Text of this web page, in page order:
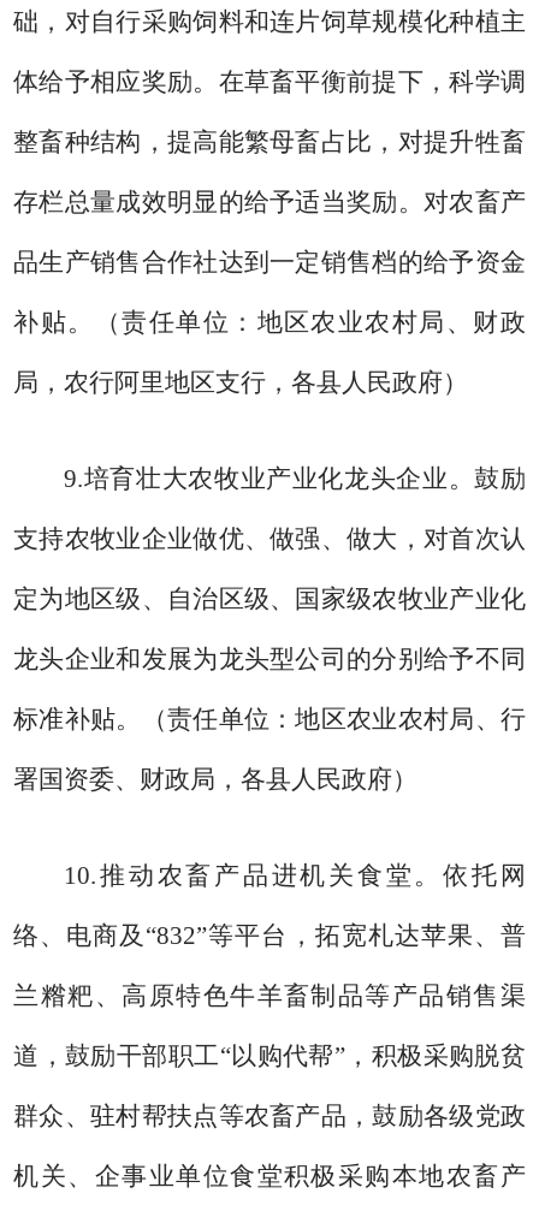
础，对自行采购饲料和连片饲草规模化种植主
体给予相应奖励。在草畜平衡前提下，科学调
整畜种结构，提高能繁母畜占比，对提升牲畜
存栏总量成效明显的给予适当奖励。对农畜产
品生产销售合作社达到一定销售档的给予资金
补贴。 （责任单位：地区农业农村局、财政
局，农行阿里地区支行，各县人民政府）
9.培育壮大农牧业产业化龙头企业。鼓励
支持农牧业企业做优、做强、做大，对首次认
定为地区级、自治区级、国家级农牧业产业化
龙头企业和发展为龙头型公司的分别给予不同
标准补贴。 （责任单位：地区农业农村局、行
署国资委、财政局，各县人民政府）
10.推动农畜产品进机关食堂。依托网
络、电商及 “832”等平台，拓宽札达苹果、普
兰糌粑、高原特色牛羊畜制品等产品销售渠
道，鼓励干部职工“以购代帮”，积极采购脱贫
群众、驻村帮扶点等农畜产品，鼓励各级党政
机关、企事业单位食堂积极采购本地农畜产